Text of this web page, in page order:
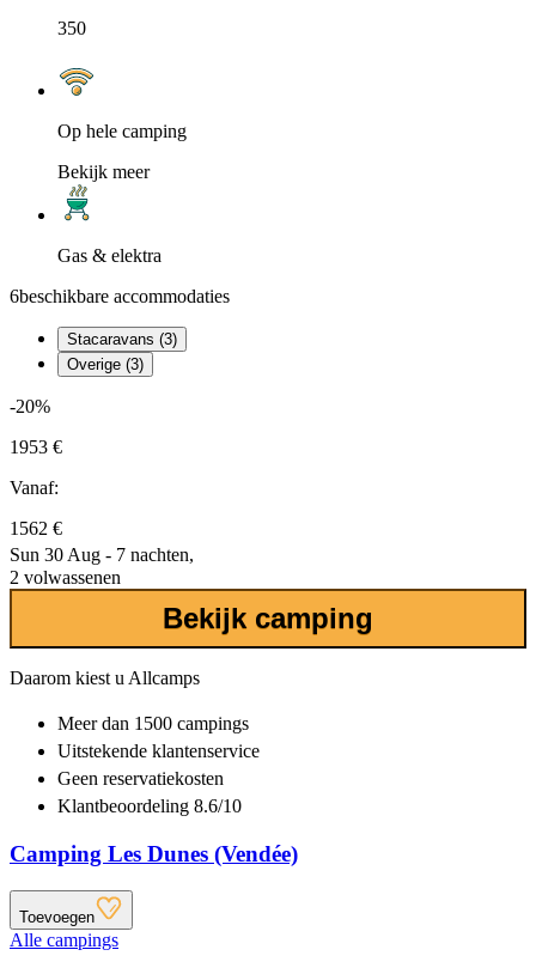
350
Op hele camping
Bekijk meer
Gas & elektra
6beschikbare accommodaties
Stacaravans (3)
Overige (3)
-20%
1953 €
Vanaf:
1562 €
Sun 30 Aug - 7 nachten,
2 volwassenen
Bekijk camping
Daarom kiest u Allcamps
Meer dan 1500 campings
Uitstekende klantenservice
Geen reservatiekosten
Klantbeoordeling 8.6/10
Camping Les Dunes (Vendée)
Toevoegen
Alle campings